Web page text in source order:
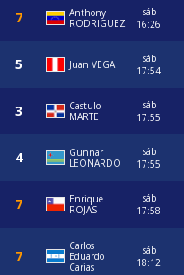
Anthony
RODRIGUEZ
sáb
16:26
Juan VEGA
sáb
17:54
Castulo
MARTE
sáb
17:55
Gunnar
LEONARDO
sáb
17:55
Enrique
ROJAS
sáb
17:58
Carlos
Eduardo
Carias
sáb
18:12